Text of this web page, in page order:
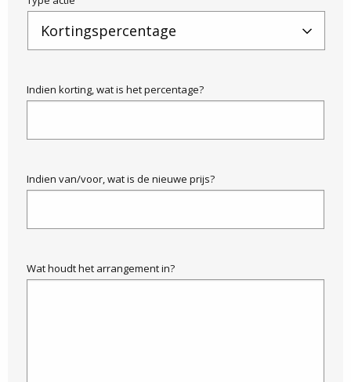
Indien korting, wat is het percentage?
Indien van/voor, wat is de nieuwe prijs?
Wat houdt het arrangement in?